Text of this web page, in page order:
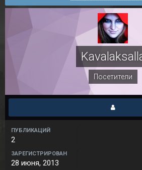
Посетители
ПУБЛИКАЦИЙ
2
ЗАРЕГИСТРИРОВАН
28 июня, 2013